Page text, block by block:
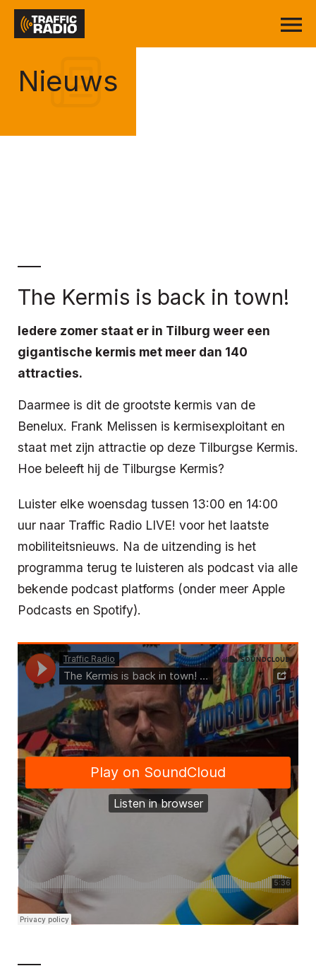
Nieuws
The Kermis is back in town!
Iedere zomer staat er in Tilburg weer een
gigantische kermis met meer dan 140
attracties.
Daarmee is dit de grootste kermis van de
Benelux. Frank Melissen is kermisexploitant en
staat met zijn attractie op deze Tilburgse Kermis.
Hoe beleeft hij de Tilburgse Kermis?
Luister elke woensdag tussen 13:00 en 14:00
uur naar Traffic Radio LIVE! voor het laatste
mobiliteitsnieuws. Na de uitzending is het
programma terug te luisteren als podcast via alle
bekende podcast platforms (onder meer Apple
Podcasts en Spotify).